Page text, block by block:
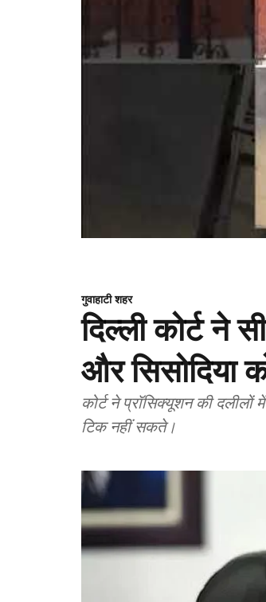
गुवाहाटी शहर
दिल्ली कोर्ट ने
और सिसोदिया
कोर्ट ने प्रॉसिक्यूशन की दलीलों
टिक नहीं सकते।